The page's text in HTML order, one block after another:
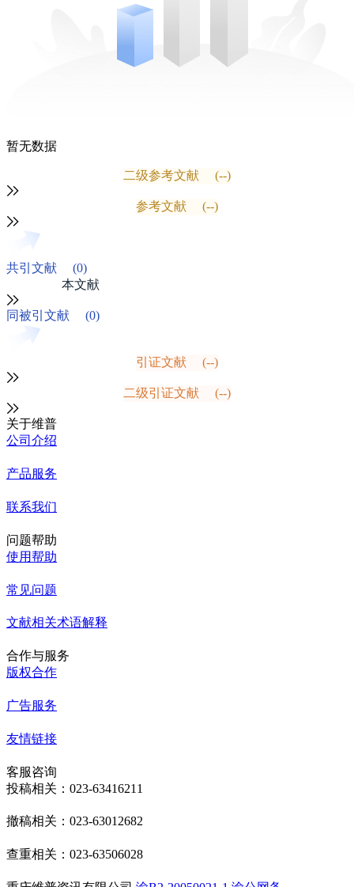
暂无数据
二级参考文献 (--)
参考文献 (--)
共引文献
(0)
本文献
同被引文献 (0)
引证文献 (--)
二级引证文献 (--)
关于维普
公司介绍
产品服务
联系我们
问题帮助
使用帮助
常见问题
文献相关术语解释
合作与服务
版权合作
广告服务
友情链接
客服咨询
投稿相关：023-63416211
撤稿相关：023-63012682
查重相关：023-63506028